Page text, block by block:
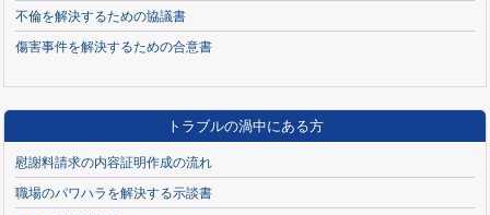
不倫を解決するための協議書
傷害事件を解決するための合意書
トラブルの渦中にある方
慰謝料請求の内容証明作成の流れ
職場のパワハラを解決する示談書